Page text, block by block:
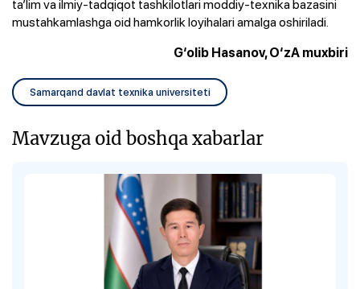
ta’lim va ilmiy-tadqiqot tashkilotlari moddiy-texnika bazasini
mustahkamlashga oid hamkorlik loyihalari amalga oshiriladi.
G‘olib Hasanov, O‘zA muxbiri
Samarqand davlat texnika universiteti
Mavzuga oid boshqa xabarlar